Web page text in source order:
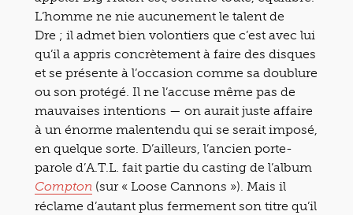
L’homme ne nie aucunement le talent de
Dre ; il admet bien volontiers que c’est avec lui
qu’il a appris concrètement à faire des disques
et se présente à l’occasion comme sa doublure
ou son protégé. Il ne l’accuse même pas de
mauvaises intentions — on aurait juste affaire
à un énorme malentendu qui se serait imposé,
en quelque sorte. D’ailleurs, l’ancien porte-
parole d’A.T.L. fait partie du casting de l’album
Compton (sur « Loose Cannons »). Mais il
réclame d’autant plus fermement son titre qu’il